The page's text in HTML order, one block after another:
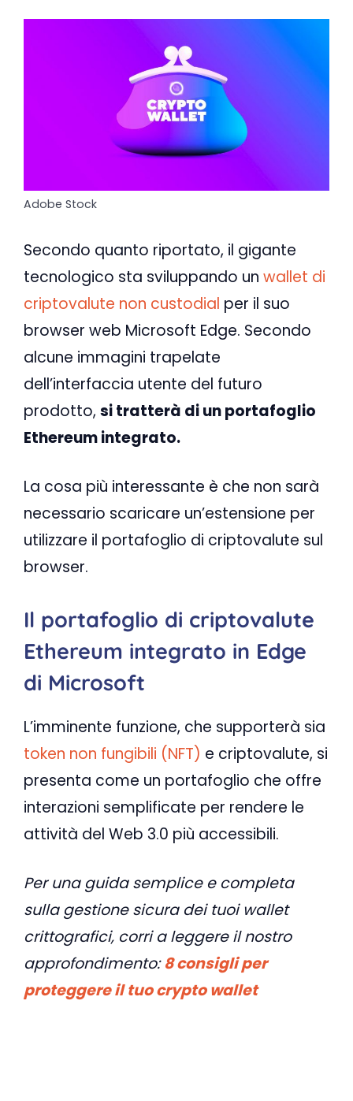
Adobe Stock
Secondo quanto riportato, il gigante
tecnologico sta sviluppando un wallet di
criptovalute non custodial per il suo
browser web Microsoft Edge. Secondo
alcune immagini trapelate
dell’interfaccia utente del futuro
prodotto, si tratterà di un portafoglio
Ethereum integrato.
La cosa più interessante è che non sarà
necessario scaricare un’estensione per
utilizzare il portafoglio di criptovalute sul
browser.
Il portafoglio di criptovalute
Ethereum integrato in Edge
di Microsoft
L’imminente funzione, che supporterà sia
token non fungibili (NFT) e criptovalute, si
presenta come un portafoglio che offre
interazioni semplificate per rendere le
attività del Web 3.0 più accessibili.
Per una guida semplice e completa
sulla gestione sicura dei tuoi wallet
crittografici, corri a leggere il nostro
approfondimento:8 consigli per
proteggere il tuo crypto wallet